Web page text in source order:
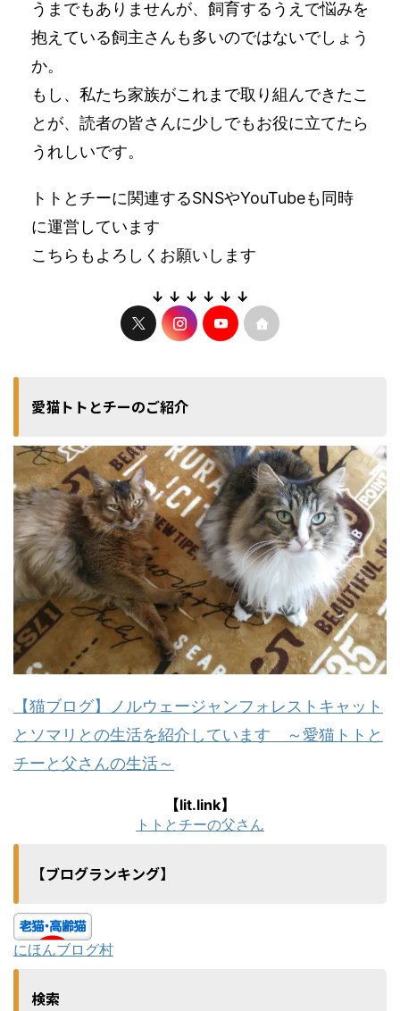
うまでもありませんが、飼育するうえで悩みを
抱えている飼主さんも多いのではないでしょう
か。
もし、私たち家族がこれまで取り組んできたこ
とが、読者の皆さんに少しでもお役に立てたら
うれしいです。
トトとチーに関連するSNSやYouTubeも同時
に運営しています
こちらもよろしくお願いします
↓ ↓ ↓ ↓ ↓ ↓
愛猫トトとチーのご紹介
【猫ブログ】ノルウェージャンフォレストキャット
とソマリとの生活を紹介しています ～愛猫トトと
チーと父さんの生活～
【lit.link】
トトとチーの父さん
【ブログランキング】
にほんブログ村
検索